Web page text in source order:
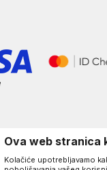
Ova web stranica
Kolačiće upotrebljavamo